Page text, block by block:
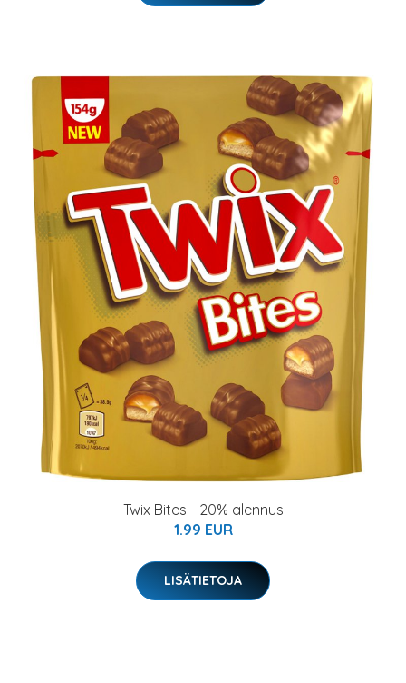
Twix Bites - 20% alennus
1.99 EUR
LISÄTIETOJA